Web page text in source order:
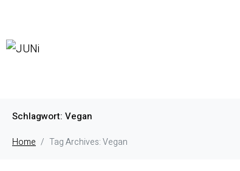
Schlagwort: Vegan
Home Tag Archives: Vegan